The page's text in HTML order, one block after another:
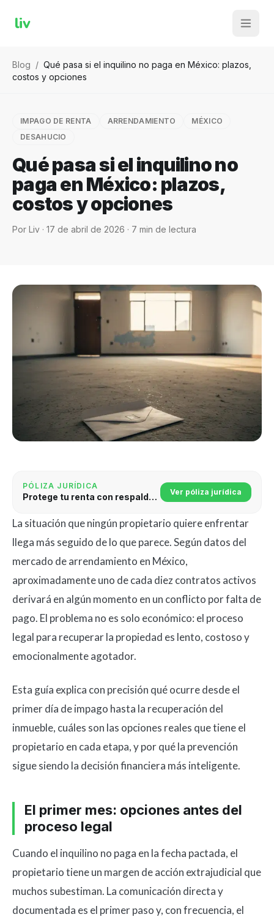
liv
Blog / Qué pasa si el inquilino no paga en México: plazos,
costos y opciones
IMPAGO DE RENTA ARRENDAMIENTO
MÉXICO
DESAHUCIO
Qué pasa si el inquilino no
paga en México: plazos,
costos y opciones
Por Liv · 17 de abril de 2026 · 7 min de lectura
La situación que ningún propietario quiere enfrentar
llega más seguido de lo que parece. Según datos del
mercado de arrendamiento en México,
aproximadamente uno de cada diez contratos activos
derivará en algún momento en un conflicto por falta de
pago. El problema no es solo económico: el proceso
legal para recuperar la propiedad es lento, costoso y
emocionalmente agotador.
Esta guía explica con precisión qué ocurre desde el
primer día de impago hasta la recuperación del
inmueble, cuáles son las opciones reales que tiene el
propietario en cada etapa, y por qué la prevención
sigue siendo la decisión financiera más inteligente.
El primer mes: opciones antes del
proceso legal
Cuando el inquilino no paga en la fecha pactada, el
propietario tiene un margen de acción extrajudicial que
muchos subestiman. La comunicación directa y
documentada es el primer paso y, con frecuencia, el
PÓLIZA JURÍDICA
Protege tu renta con respaldo jurídico Ver póliza jurídica